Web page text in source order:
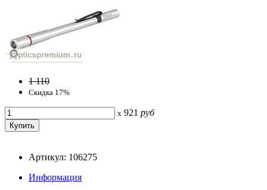
1 110
Скидка 17%
x 921 руб
Артикул: 106275
Информация